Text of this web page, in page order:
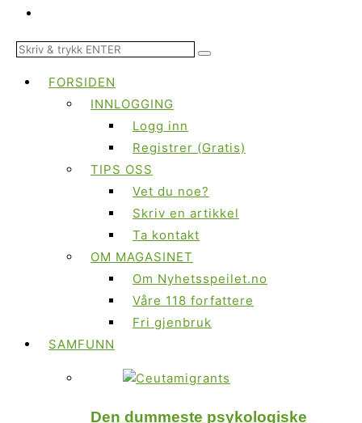
FORSIDEN
INNLOGGING
Logg inn
Registrer (Gratis)
TIPS OSS
Vet du noe?
Skriv en artikkel
Ta kontakt
OM MAGASINET
Om Nyhetsspeilet.no
Våre 118 forfattere
Fri gjenbruk
SAMFUNN
Den dummeste psykologiske